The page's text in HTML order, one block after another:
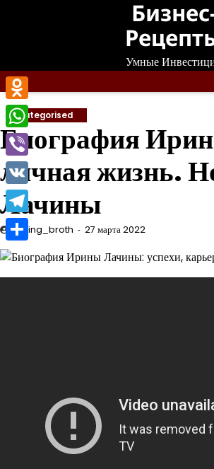
Умные
Uncategorised
Биография
личная жизнь.
Лачины
mining_broth 27 марта 2022
Odnoklassniki
WhatsApp
Viber
VK
Telegram
Отправить